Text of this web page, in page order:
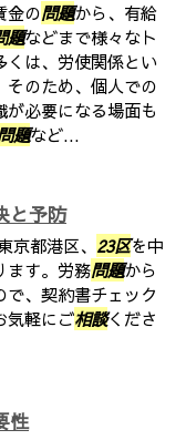
金の問題から、有給
題などまで様々なト
くは、労使関係とい
そのため、個人での
必要になる場面も
題など...
と予防
都港区、 23区を中
ます。労務問題から
、契約書チェック
気軽にご相談くださ
性